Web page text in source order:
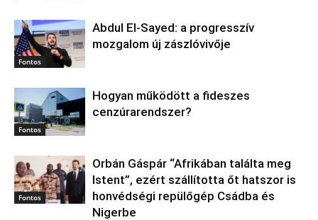
Fontos
Abdul El‑Sayed: a progresszív
mozgalom új zászlóvivője
Fontos
Hogyan működött a fideszes
cenzúrarendszer?
Fontos
Orbán Gáspár “Afrikában találta meg
Istent”, ezért szállította őt hatszor is
honvédségi repülőgép Csádba és
Nigerbe